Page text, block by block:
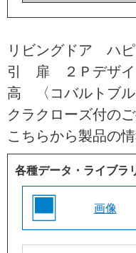
リビングドア ハ
引 扉 ２Ｐデザ
高 〈コバルトブ
クラクローズ付の
こちらから製品の
各種データ・ライブラ
画像